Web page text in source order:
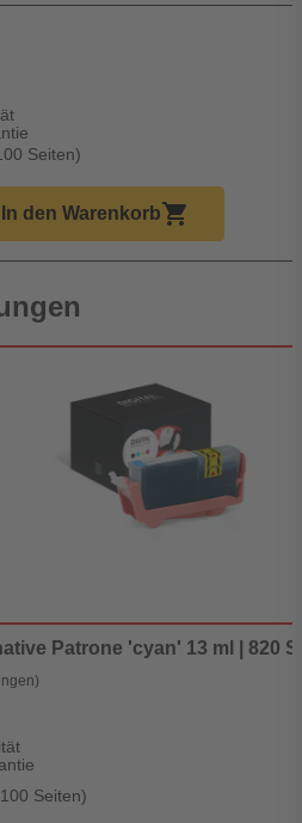
Seiten)
Menge
In den Warenkorbshopping_cart
Patrone 'cyan' 13 ml | 820
Seiten)